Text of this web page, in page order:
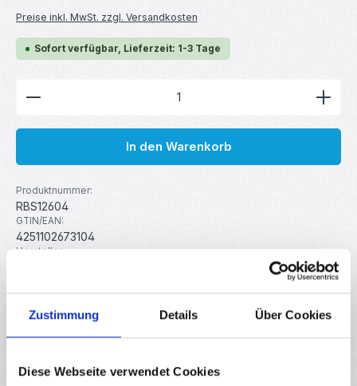
Zustimmung Details Über Cookies
Diese Webseite verwendet Cookies
Preise inkl. MwSt. zzgl. Versandkosten
Sofort verfügbar, Lieferzeit: 1-3 Tage
Produkt Anzahl: Gib den gewünschten Wert ein
In den Warenkorb
Produktnummer:
RBS12604
GTIN/EAN:
4251102673104
Hersteller:
0.12 kg
Sortiment zwei-reihiger Buchsenleisten für verschiedenste